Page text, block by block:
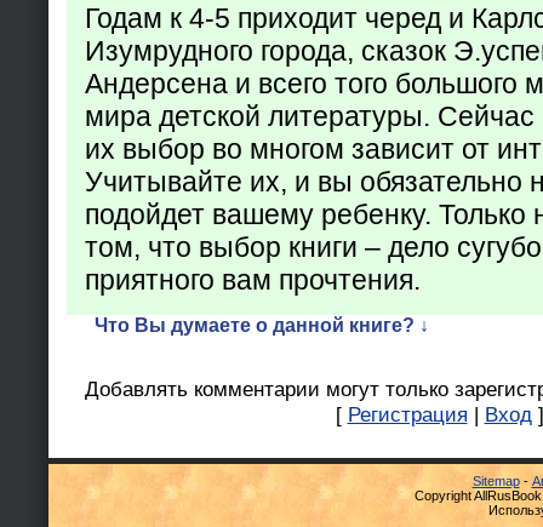
Годам к 4-5 приходит черед и
Изумрудного города, сказок
Андерсена и всего того большого
мира детской литературы. Сейчас
их выбор во многом зависит от
Учитывайте их, и вы обязательно
подойдет вашему ребенку. Только
том, что выбор книги – дело
приятного вам прочтения.
Что Вы думаете о данной книге? ↓
Добавлять комментарии могут только
[ Регистрация | Вход]
Sitemap-
Copyright